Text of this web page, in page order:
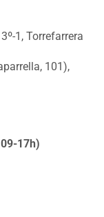
1, Torrefarrera
101),
17h)